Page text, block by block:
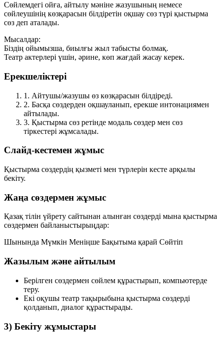
Сөйлемдегі ойға, айтылу мәніне жазушының немесе
сөйлеушінің көзқарасын білдіретін оқшау сөз түрі қыстырма
сөз деп аталады.
Мысалдар:
Біздің ойымызша, биылғы жыл табысты болмақ.
Театр актерлері үшін, әрине, көп жағдай жасау керек.
Ерекшеліктері
1. Айтушы/жазушы өз көзқарасын білдіреді.
2. Басқа сөздерден оқшауланып, ерекше интонациямен
айтылады.
3. Қыстырма сөз ретінде модаль сөздер мен сөз
тіркестері жұмсалады.
Слайд-кестемен жұмыс
Қыстырма сөздердің қызметі мен түрлерін кесте арқылы
бекіту.
Жаңа сөздермен жұмыс
Қазақ тілін үйрету сайтынан алынған сөздерді мына қыстырма
сөздермен байланыстырыңдар:
Шынында Мүмкін Меніңше Бақытыма қарай Сөйтіп
Жазылым және айтылым
Берілген сөздермен сөйлем құрастырып, компьютерде
теру.
Екі оқушы театр тақырыбына қыстырма сөздерді
қолданып, диалог құрастырады.
3) Бекіту жұмыстары